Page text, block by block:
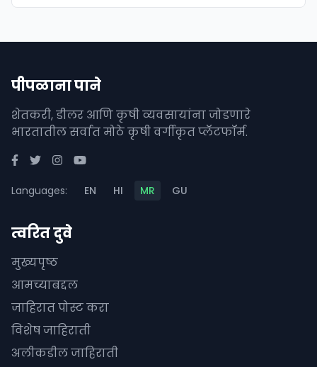
पीपळाना पाने
शेतकरी, डीलर आणि कृषी व्यवसायांना जोडणारे
भारतातील सर्वात मोठे कृषी वर्गीकृत प्लॅटफॉर्म.
Languages: EN HI MR GU
त्वरित दुवे
मुख्यपृष्ठ
आमच्याबद्दल
जाहिरात पोस्ट करा
विशेष जाहिराती
अलीकडील जाहिराती